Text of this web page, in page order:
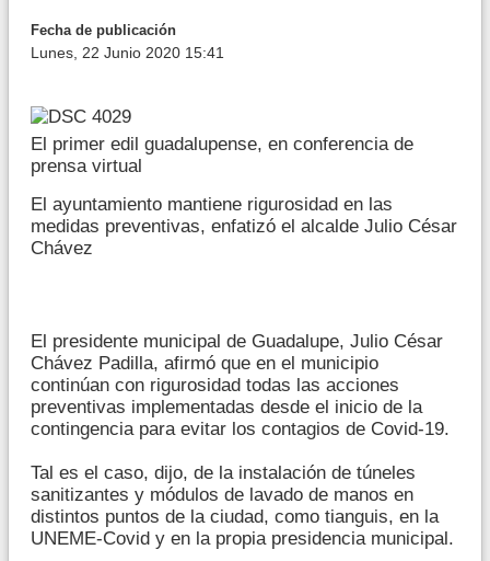
Fecha de publicación
Lunes, 22 Junio 2020 15:41
El primer edil guadalupense, en conferencia de
prensa virtual
El ayuntamiento mantiene rigurosidad en las
medidas preventivas, enfatizó el alcalde Julio César
Chávez
El presidente municipal de Guadalupe, Julio César
Chávez Padilla, afirmó que en el municipio
continúan con rigurosidad todas las acciones
preventivas implementadas desde el inicio de la
contingencia para evitar los contagios de Covid-19.
Tal es el caso, dijo, de la instalación de túneles
sanitizantes y módulos de lavado de manos en
distintos puntos de la ciudad, como tianguis, en la
UNEME-Covid y en la propia presidencia municipal.